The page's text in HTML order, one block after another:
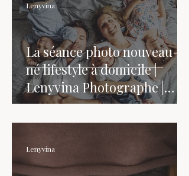
La séance photo nouveau-
né lifestyle à domicile |
Lenyvina Photographe |
Côtes d'Armor- Bretagne
Lenyvina
Lenyvina